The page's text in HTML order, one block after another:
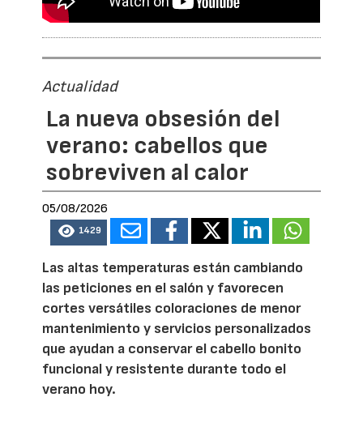
Actualidad
La nueva obsesión del
verano: cabellos que
sobreviven al calor
05/08/2026
1429
Las altas temperaturas están cambiando
las peticiones en el salón y favorecen
cortes versátiles coloraciones de menor
mantenimiento y servicios personalizados
que ayudan a conservar el cabello bonito
funcional y resistente durante todo el
verano hoy.